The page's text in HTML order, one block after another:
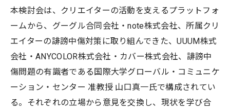
本検討会は、クリエイターの活動を支えるプラットフォ
ームから、グーグル合同会社・note株式会社、所属クリ
エイターの誹謗中傷対策に取り組んできた、UUUM株式
会社・ANYCOLOR株式会社・カバー株式会社、誹謗中
傷問題の有識者である国際大学グローバル・コミュニケ
ーション・センター 准教授 山口真一氏で構成されてい
る。それぞれの立場から意見を交換し、現状を学び合